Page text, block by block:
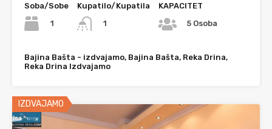
Soba/Sobe
1
Kupatilo/Kupatila
1
KAPACITET
5 Osoba
Bajina Bašta - izdvajamo, Bajina Bašta, Reka Drina,
Reka Drina Izdvajamo
IZDVAJAMO